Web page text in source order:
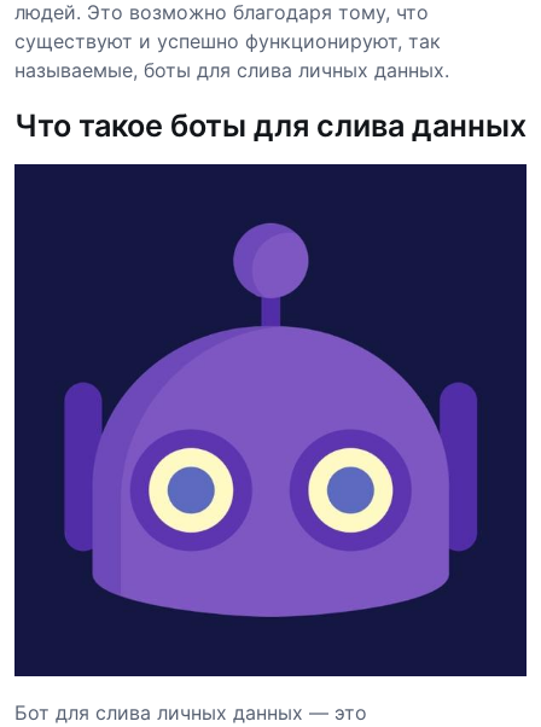
людей. Это возможно благодаря тому, что
существуют и успешно функционируют, так
называемые, боты для слива личных данных.
Что такое боты для слива данных
Бот для слива личных данных — это